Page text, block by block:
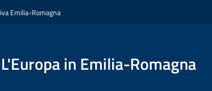
Emilia-Romagna
L'Europa in Emilia-Romagna